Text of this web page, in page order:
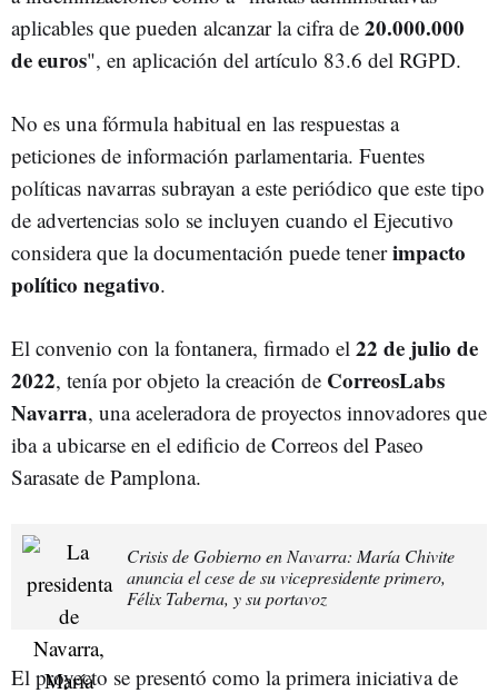
aplicables que pueden alcanzar la cifra de 20.000.000
de euros", en aplicación del artículo 83.6 del RGPD.
No es una fórmula habitual en las respuestas a
peticiones de información parlamentaria. Fuentes
políticas navarras subrayan a este periódico que este tipo
de advertencias solo se incluyen cuando el Ejecutivo
considera que la documentación puede tenerimpacto
político negativo.
El convenio con la fontanera, firmado el 22 de julio de
2022, tenía por objeto la creación de CorreosLabs
Navarra, una aceleradora de proyectos innovadores que
iba a ubicarse en el edificio de Correos del Paseo
Sarasate de Pamplona.
Crisis de Gobierno en Navarra: María Chivite
anuncia el cese de su vicepresidente primero,
Félix Taberna, y su portavoz
El proyecto se presentó como la primera iniciativa de